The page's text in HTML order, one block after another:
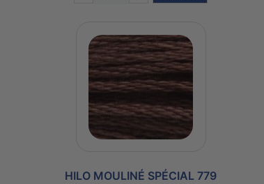
HILO MOULINÉ SPÉCIAL 779